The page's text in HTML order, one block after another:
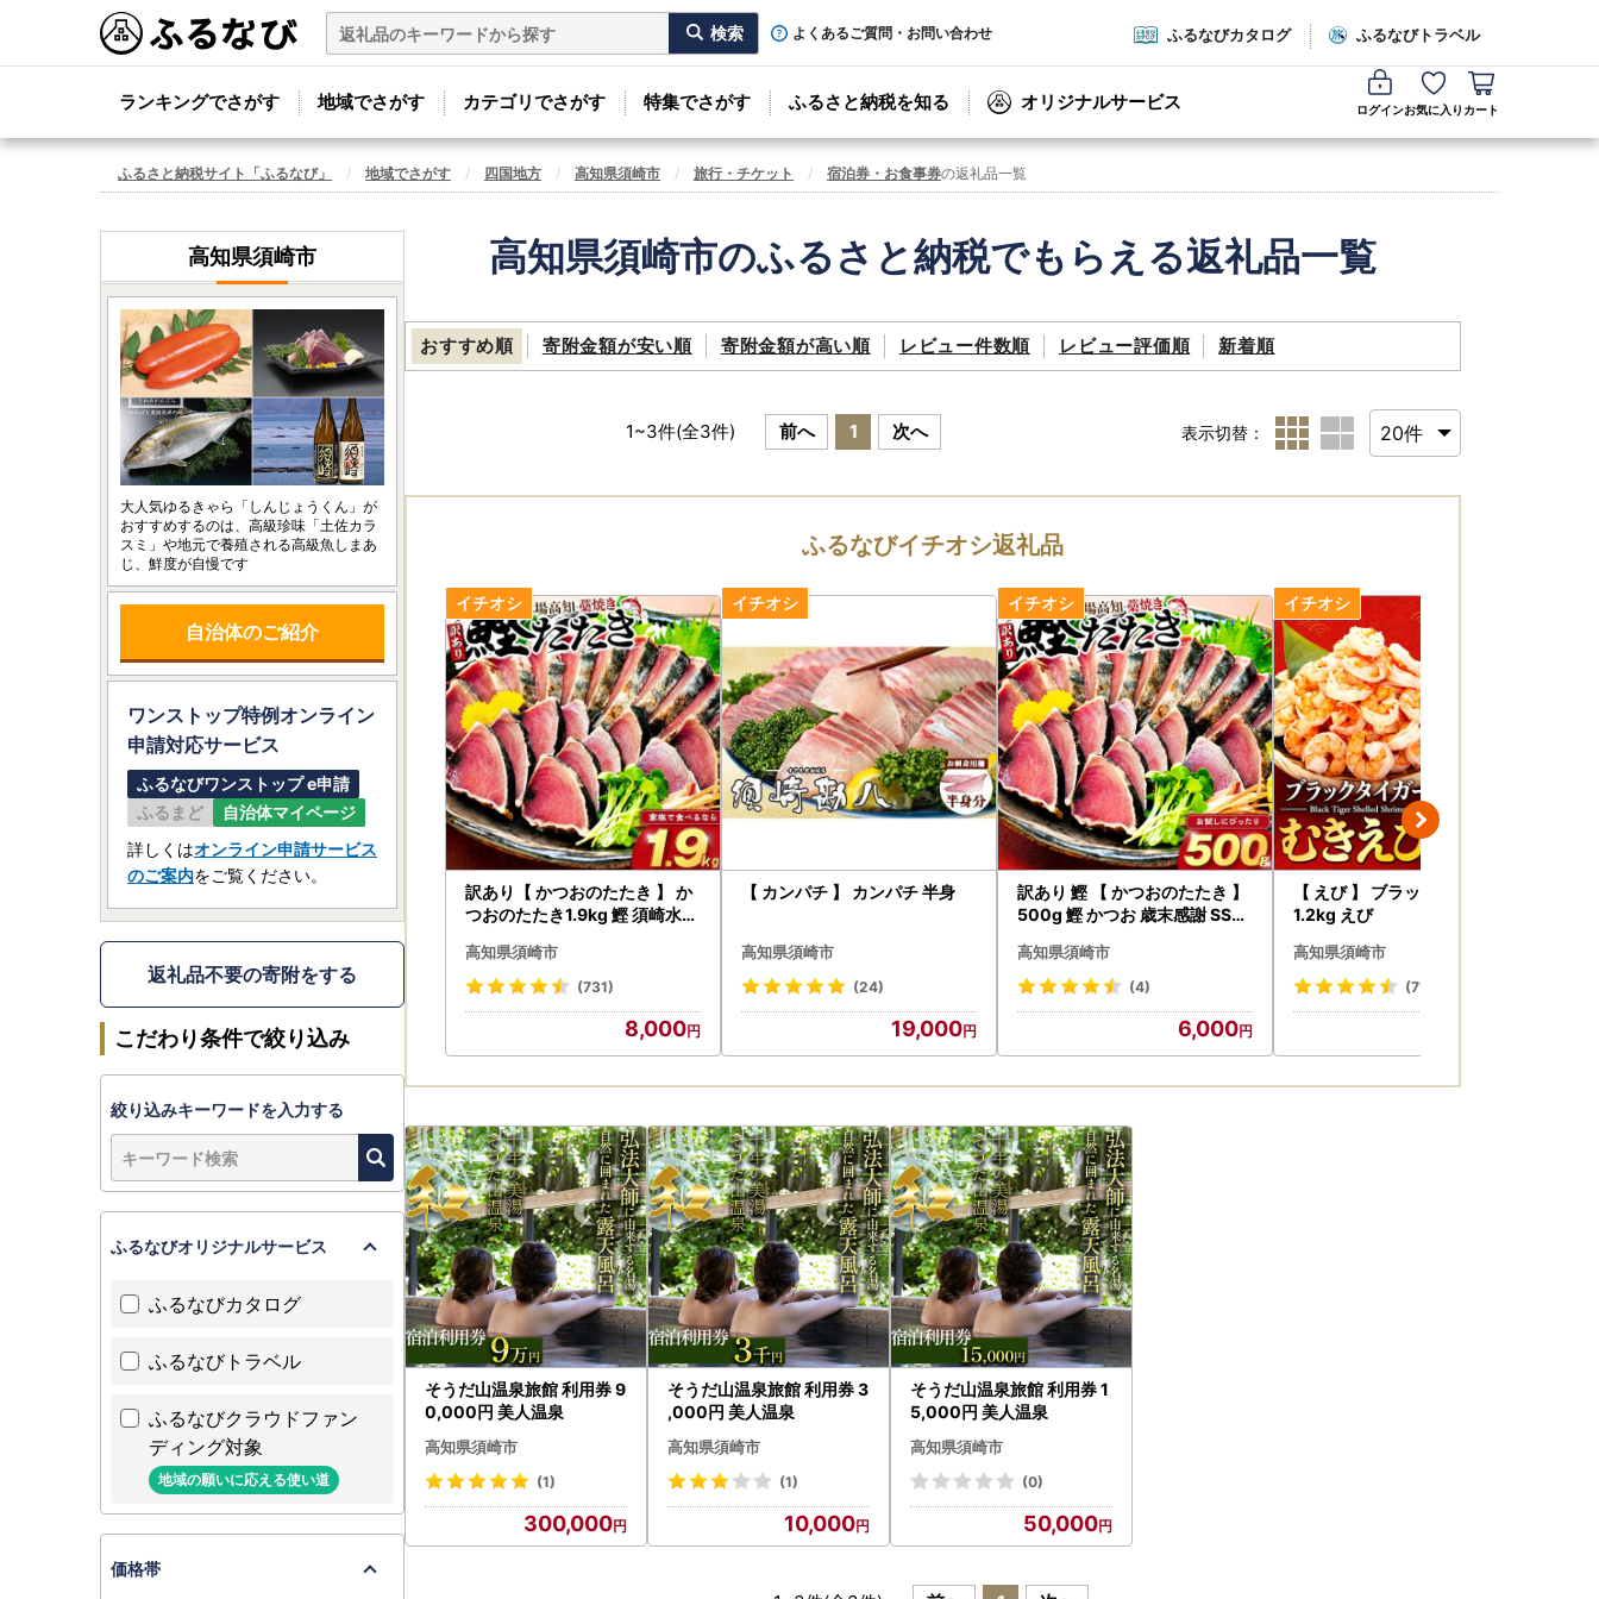
よくあるご質問・お問い合わせ ふるなびカタログ ふるなびトラベル
ランキングでさがす 地域でさがす カテゴリでさがす 特集でさがす ふるさと納税を知る オリジナルサービス ログインお気に入り カート
ふるさと納税サイト「ふるなび」 地域でさがす 四国地方 高知県須崎市 旅行・チケット 宿泊券・お食事券の返礼品一覧
高知県須崎市のふるさと納税でもらえる返礼品一覧
おすすめ順 寄附金額が安い順 寄附金額が高い順 レビュー件数順 レビュー評価順 新着順
1~3件(全3件) 前へ 1 次へ 表示切替：
ふるなびイチオシ返礼品
訳あり【 かつおのたたき 】 か
つおのたたき1.9kg 鰹 須崎水産
高知県須崎市
(731)
8,000
【 カンパチ 】 カンパチ 半身
高知県須崎市
(24)
19,000
訳あり 鰹 【 かつおのたたき 】
500g 鰹 かつお 歳末感謝 SS0
高知県須崎市
(4)
6,000
【 えび 】 ブラックタイガー 約
1.2kg えび
高知県須崎市
(711)
そうだ山温泉旅館 利用券 9
0,000円 美人温泉
高知県須崎市
(1)
300,000
そうだ山温泉旅館 利用券 3
,000円 美人温泉
高知県須崎市
(1)
10,000
そうだ山温泉旅館 利用券 1
5,000円 美人温泉
高知県須崎市
(0)
50,000
高知県須崎市
大人気ゆるきゃら「しんじょうくん」が
おすすめするのは、高級珍味「土佐カラ
スミ」や地元で養殖される高級魚しまあ
じ、鮮度が自慢です
自治体のご紹介
ワンストップ特例オンライン
申請対応サービス
ふるなびワンストップ e申請
ふるまど
自治体マイページ
詳しくはオンライン申請サービス
のご案内をご覧ください。
返礼品不要の寄附をする
こだわり条件で絞り込み
絞り込みキーワードを入力する
ふるなびオリジナルサービス
ふるなびカタログ
ふるなびトラベル
ふるなびクラウドファン
ディング対象
地域の願いに応える使い道
価格帯